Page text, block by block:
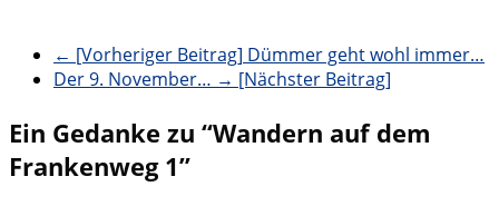
← [Vorheriger Beitrag] Dümmer geht wohl immer…
Der 9. November… → [Nächster Beitrag]
Ein Gedanke zu “Wandern auf dem
Frankenweg 1”